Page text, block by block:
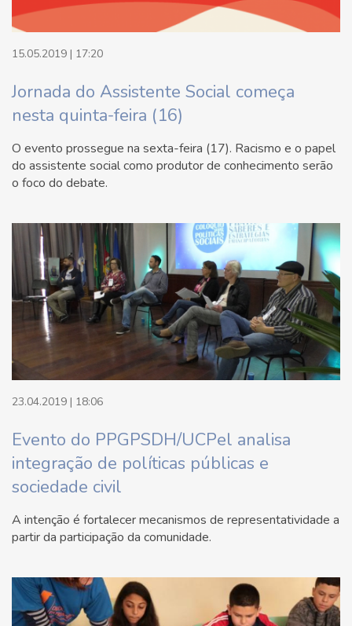
15.05.2019 | 17:20
Jornada do Assistente Social começa
nesta quinta-feira (16)
O evento prossegue na sexta-feira (17). Racismo e o papel
do assistente social como produtor de conhecimento serão
o foco do debate.
23.04.2019 | 18:06
Evento do PPGPSDH/UCPel analisa
integração de políticas públicas e
sociedade civil
A intenção é fortalecer mecanismos de representatividade a
partir da participação da comunidade.